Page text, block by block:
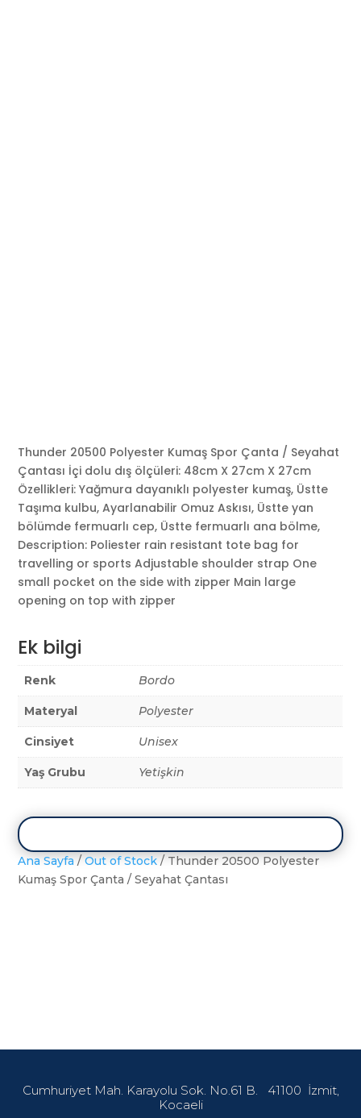
Thunder 20500 Polyester Kumaş Spor Çanta / Seyahat
Çantası İçi dolu dış ölçüleri: 48cm X 27cm X 27cm
Özellikleri: Yağmura dayanıklı polyester kumaş, Üstte
Taşıma kulbu, Ayarlanabilir Omuz Askısı, Üstte yan
bölümde fermuarlı cep, Üstte fermuarlı ana bölme,
Description: Poliester rain resistant tote bag for
travelling or sports Adjustable shoulder strap One
small pocket on the side with zipper Main large
opening on top with zipper
Ek bilgi
Renk Bordo
Materyal Polyester
Cinsiyet Unisex
Yaş Grubu Yetişkin
Ana Sayfa /Out of Stock / Thunder 20500 Polyester
Kumaş Spor Çanta / Seyahat Çantası
Cumhuriyet Mah. Karayolu Sok. No.61 B. 41100 İzmit,
Kocaeli